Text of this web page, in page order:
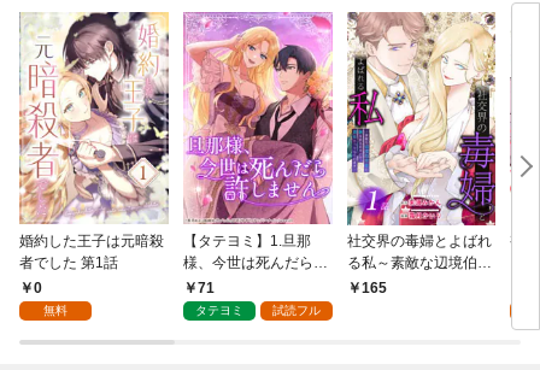
婚約した王子は元暗殺
者でした 第1話
0
無料
【タテヨミ】1.旦那
様、今世は死んだら許
しません
71
タテヨミ 試読フル
社交界の毒婦とよばれ
る私～素敵な辺境伯令
息に腕を折られたの
165
視